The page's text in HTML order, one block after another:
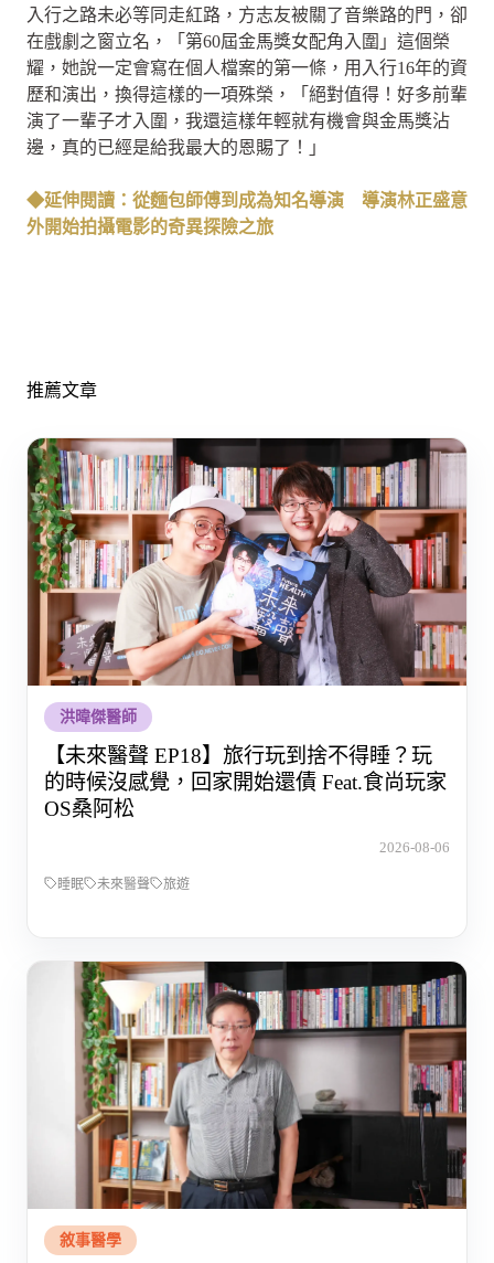
入行之路未必等同走紅路，方志友被關了音樂路的門，卻
在戲劇之窗立名，「第60屆金馬獎女配角入圍」這個榮
耀，她說一定會寫在個人檔案的第一條，用入行16年的資
歷和演出，換得這樣的一項殊榮，「絕對值得！好多前輩
演了一輩子才入圍，我還這樣年輕就有機會與金馬獎沾
邊，真的已經是給我最大的恩賜了！」
◆延伸閱讀：從麵包師傅到成為知名導演 導演林正盛意
外開始拍攝電影的奇異探險之旅
推薦文章
洪暐傑醫師
【未來醫聲 EP18】旅行玩到捨不得睡？玩
的時候沒感覺，回家開始還債 Feat.食尚玩家
OS桑阿松
2026-08-06
睡眠 未來醫聲 旅遊
敘事醫學